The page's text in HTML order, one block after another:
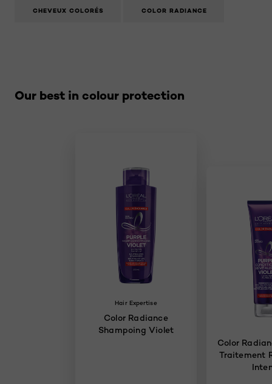
CHEVEUX COLORÉS COLOR RADIANCE
Our best in colour protection
Hair Expertise
Color Radiance
Shampoing Violet
Color
Traitement